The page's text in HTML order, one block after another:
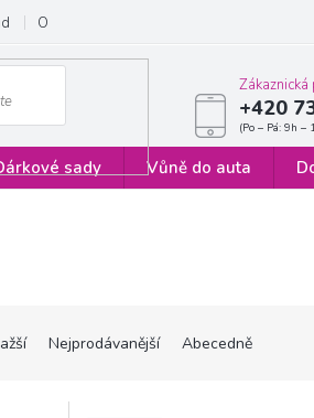
Obchodní podmínky
+420
sady Vůně do auta
Nejprodávanější Abecedně